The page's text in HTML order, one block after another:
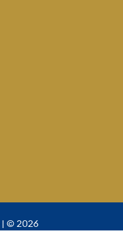
| © 2026